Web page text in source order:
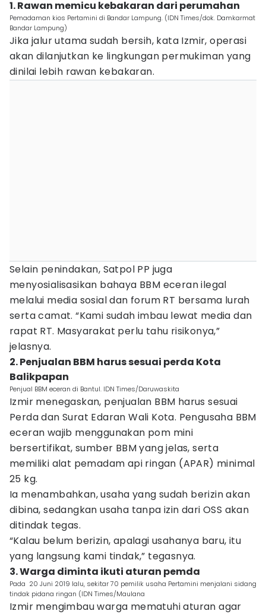
1. Rawan memicu kebakaran dari perumahan
Pemadaman kios Pertamini di Bandar Lampung. (IDN Times/dok. Damkarmat
Bandar Lampung)
Jika jalur utama sudah bersih, kata Izmir, operasi
akan dilanjutkan ke lingkungan permukiman yang
dinilai lebih rawan kebakaran.
Selain penindakan, Satpol PP juga
menyosialisasikan bahaya BBM eceran ilegal
melalui media sosial dan forum RT bersama lurah
serta camat. “Kami sudah imbau lewat media dan
rapat RT. Masyarakat perlu tahu risikonya,”
jelasnya.
2. Penjualan BBM harus sesuai perda Kota
Balikpapan
Penjual BBM eceran di Bantul. IDN Times/Daruwaskita
Izmir menegaskan, penjualan BBM harus sesuai
Perda dan Surat Edaran Wali Kota. Pengusaha BBM
eceran wajib menggunakan pom mini
bersertifikat, sumber BBM yang jelas, serta
memiliki alat pemadam api ringan (APAR) minimal
25 kg.
Ia menambahkan, usaha yang sudah berizin akan
dibina, sedangkan usaha tanpa izin dari OSS akan
ditindak tegas.
“Kalau belum berizin, apalagi usahanya baru, itu
yang langsung kami tindak,” tegasnya.
3. Warga diminta ikuti aturan pemda
Pada 20 Juni 2019 lalu, sekitar 70 pemilik usaha Pertamini menjalani sidang
tindak pidana ringan (IDN Times/Maulana
Izmir mengimbau warga mematuhi aturan agar